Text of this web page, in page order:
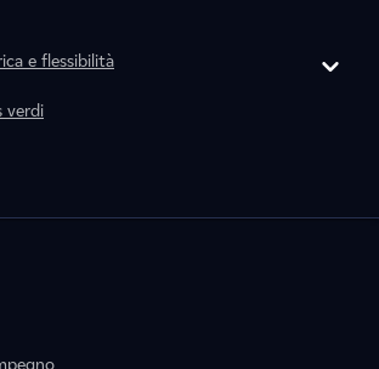
e flessibilità
verdi